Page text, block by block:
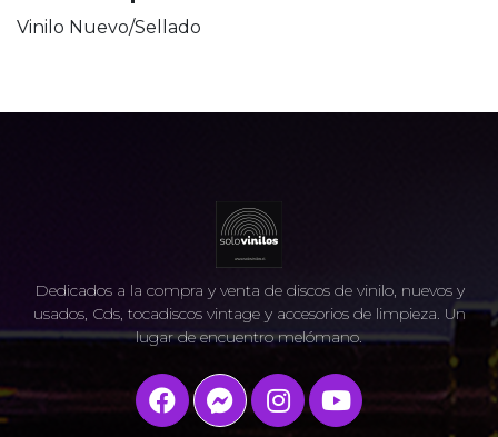
Vinilo Nuevo/Sellado
Dedicados a la compra y venta de discos de vinilo, nuevos y
usados, Cds, tocadiscos vintage y accesorios de limpieza. Un
lugar de encuentro melómano.